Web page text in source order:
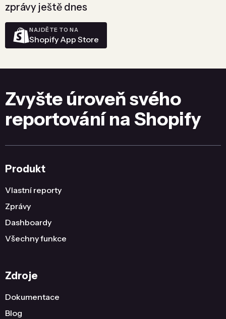
zprávy ještě dnes
NAJDĚTE TO NA
Shopify App Store
Zvyšte úroveň svého
reportování na Shopify
Produkt
Vlastní reporty
Zprávy
Dashboardy
Všechny funkce
Zdroje
Dokumentace
Blog